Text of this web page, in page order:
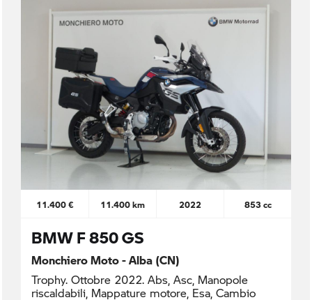
11.400 € 11.400 km 2022 853 cc
BMW F 850 GS
Monchiero Moto - Alba (CN)
Trophy. Ottobre 2022. Abs, Asc, Manopole
riscaldabili, Mappature motore, Esa, Cambio